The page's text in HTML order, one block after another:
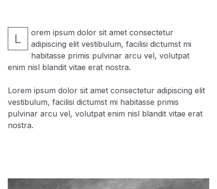
L
orem ipsum dolor sit amet consectetur
adipiscing elit vestibulum, facilisi dictumst mi
habitasse primis pulvinar arcu vel, volutpat
enim nisl blandit vitae erat nostra.
Lorem ipsum dolor sit amet consectetur adipiscing elit
vestibulum, facilisi dictumst mi habitasse primis
pulvinar arcu vel, volutpat enim nisl blandit vitae erat
nostra.